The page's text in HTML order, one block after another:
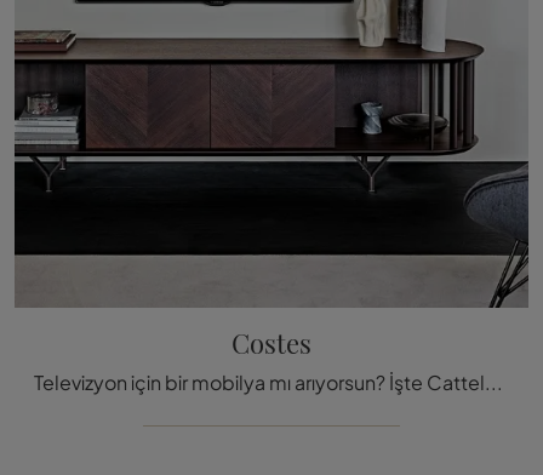
Costes
Televizyon için bir mobilya mı arıyorsun? İşte Cattelan Italia'nın Costes modeli ahşap TV sehpası